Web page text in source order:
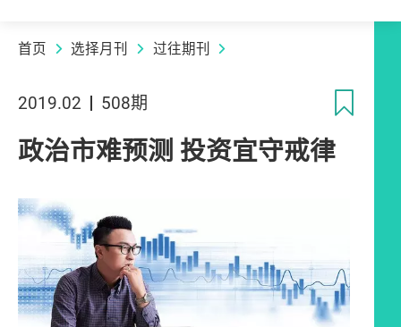
首页 选择月刊 过往期刊
2019.02 508期
政治市难预测 投资宜守戒律